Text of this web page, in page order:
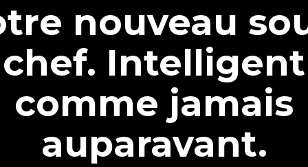
nouveau
chef. Intelligent
comme jamais
auparavant.